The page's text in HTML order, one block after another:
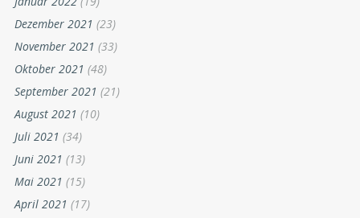
Dezember 2021 (23)
November 2021 (33)
Oktober 2021 (48)
September 2021 (21)
August 2021 (10)
Juli 2021 (34)
Juni 2021 (13)
Mai 2021 (15)
April 2021 (17)